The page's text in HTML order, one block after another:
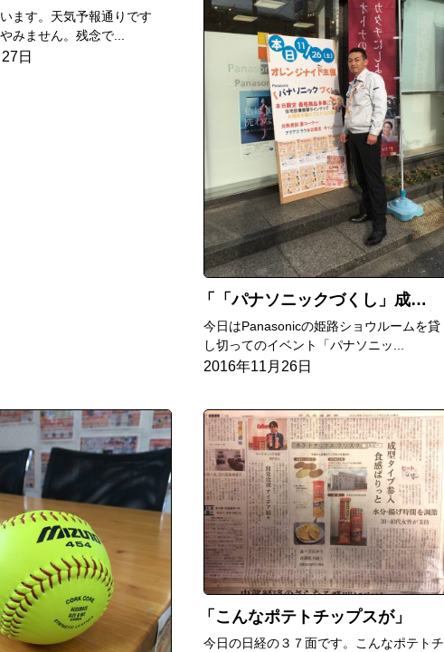
ます。天気予報通りです
みません。残念で...
日
「パナソニックづくし」成功でした
今日はPanasonicの姫路ショウルームを貸
し切ってのイベント「パナソニッ...
2016年11月26日
こんなポテトチップスが
今日の日経の３７面です。こんなポテトチ